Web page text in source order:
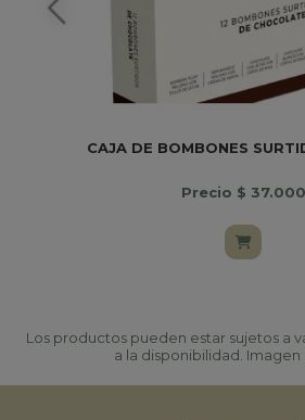
CAJA DE BOMBONES
Precio $ 37.000
Los productos pueden estar sujetos a
a la disponibilidad. Imagen